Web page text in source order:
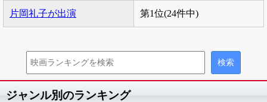
片岡礼子が出演 第1位(24件中)
ジャンル別のランキング